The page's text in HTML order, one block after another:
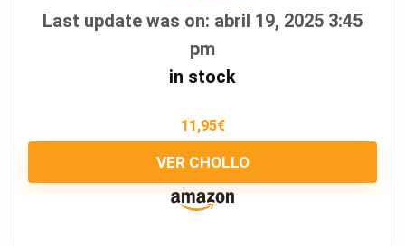
Last update was on: abril 19, 2025 3:45
pm
in stock
11,95€
VER CHOLLO